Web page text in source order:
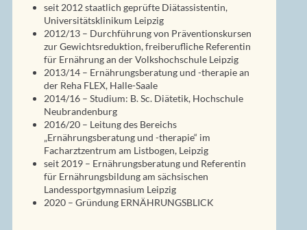
seit 2012 staatlich geprüfte Diätassistentin,
Universitätsklinikum Leipzig
2012/13 – Durchführung von Präventionskursen
zur Gewichtsreduktion, freiberufliche Referentin
für Ernährung an der Volkshochschule Leipzig
2013/14 – Ernährungsberatung und -therapie an
der Reha FLEX, Halle-Saale
2014/16 – Studium: B. Sc. Diätetik, Hochschule
Neubrandenburg
2016/20 – Leitung des Bereichs
„Ernährungsberatung und -therapie“ im
Facharztzentrum am Listbogen, Leipzig
seit 2019 – Ernährungsberatung und Referentin
für Ernährungsbildung am sächsischen
Landessportgymnasium Leipzig
2020 – Gründung ERNÄHRUNGSBLICK